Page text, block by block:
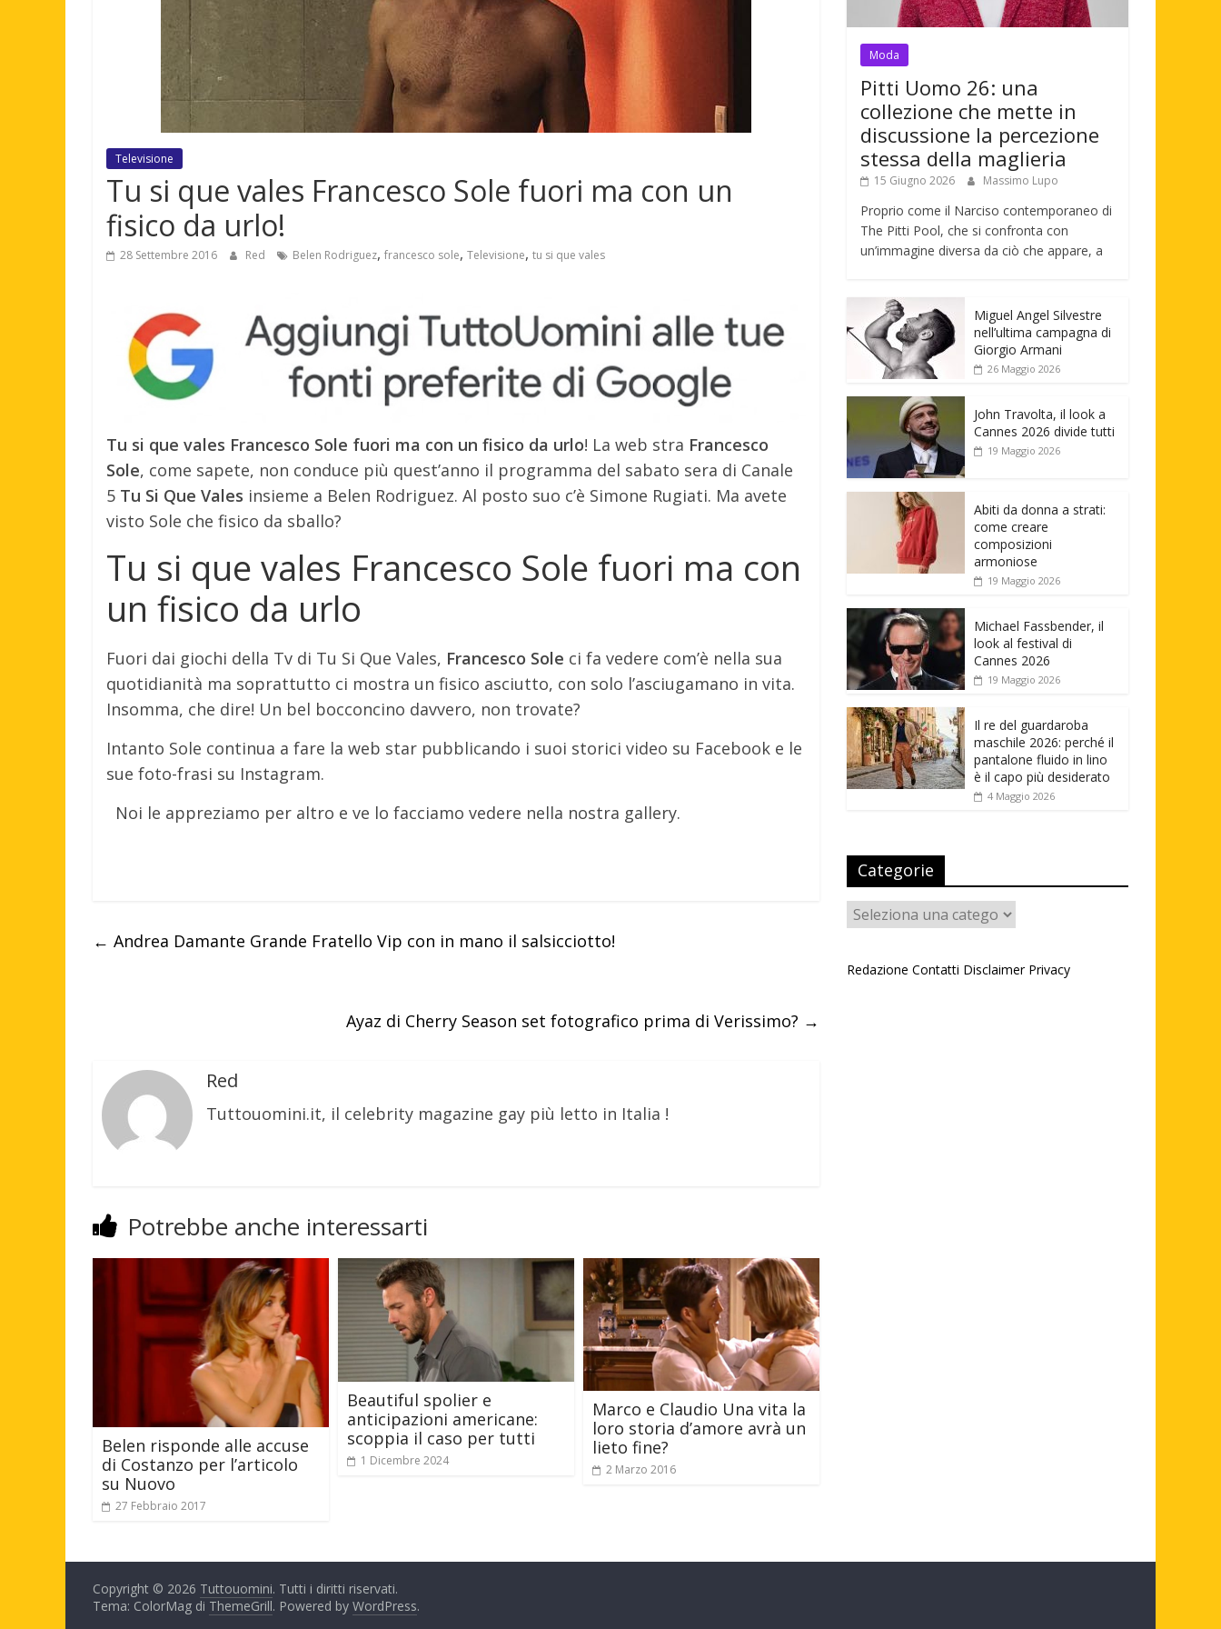
Televisione
Tu si que vales Francesco Sole fuori ma con un
fisico da urlo!
28 Settembre 2016 Red Belen Rodriguez, francesco sole, Televisione, tu si que vales
Tu si que vales Francesco Sole fuori ma con un fisico da urlo! La web stra Francesco
Sole, come sapete, non conduce più quest’anno il programma del sabato sera di Canale
5 Tu Si Que Vales insieme a Belen Rodriguez. Al posto suo c’è Simone Rugiati. Ma avete
visto Sole che fisico da sballo?
Tu si que vales Francesco Sole fuori ma con
un fisico da urlo
Fuori dai giochi della Tv di Tu Si Que Vales, Francesco Sole ci fa vedere com’è nella sua
quotidianità ma soprattutto ci mostra un fisico asciutto, con solo l’asciugamano in vita.
Insomma, che dire! Un bel bocconcino davvero, non trovate?
Intanto Sole continua a fare la web star pubblicando i suoi storici video su Facebook e le
sue foto-frasi su Instagram.
Noi le appreziamo per altro e ve lo facciamo vedere nella nostra gallery.
← Andrea Damante Grande Fratello Vip con in mano il salsicciotto!
Ayaz di Cherry Season set fotografico prima di Verissimo? →
Red
Tuttouomini.it, il celebrity magazine gay più letto in Italia !
Potrebbe anche interessarti
Belen risponde alle accuse
di Costanzo per l’articolo
su Nuovo
27 Febbraio 2017
Beautiful spolier e
anticipazioni americane:
scoppia il caso per tutti
1 Dicembre 2024
Marco e Claudio Una vita la
loro storia d’amore avrà un
lieto fine?
2 Marzo 2016
Moda
Pitti Uomo 26: una
collezione che mette in
discussione la percezione
stessa della maglieria
15 Giugno 2026 Massimo Lupo
Proprio come il Narciso contemporaneo di
The Pitti Pool, che si confronta con
un’immagine diversa da ciò che appare, a
Miguel Angel Silvestre
nell’ultima campagna di
Giorgio Armani
26 Maggio 2026
John Travolta, il look a
Cannes 2026 divide tutti
19 Maggio 2026
Abiti da donna a strati:
come creare
composizioni
armoniose
19 Maggio 2026
Michael Fassbender, il
look al festival di
Cannes 2026
19 Maggio 2026
Il re del guardaroba
maschile 2026: perché il
pantalone fluido in lino
è il capo più desiderato
4 Maggio 2026
Categorie
Categorie
Redazione Contatti Disclaimer Privacy
Copyright © 2026 Tuttouomini. Tutti i diritti riservati.
Tema: ColorMag di ThemeGrill. Powered by WordPress.